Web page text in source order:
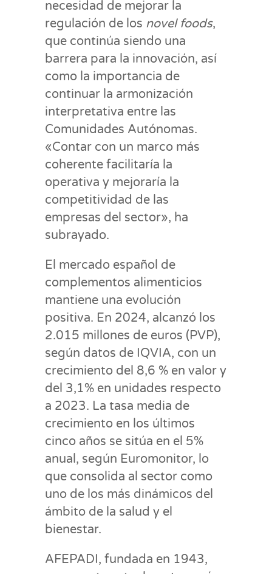
necesidad de mejorar la
regulación de los novel foods,
que continúa siendo una
barrera para la innovación, así
como la importancia de
continuar la armonización
interpretativa entre las
Comunidades Autónomas.
«Contar con un marco más
coherente facilitaría la
operativa y mejoraría la
competitividad de las
empresas del sector», ha
subrayado.
El mercado español de
complementos alimenticios
mantiene una evolución
positiva. En 2024, alcanzó los
2.015 millones de euros (PVP),
según datos de IQVIA, con un
crecimiento del 8,6 % en valor y
del 3,1% en unidades respecto
a 2023. La tasa media de
crecimiento en los últimos
cinco años se sitúa en el 5%
anual, según Euromonitor, lo
que consolida al sector como
uno de los más dinámicos del
ámbito de la salud y el
bienestar.
AFEPADI, fundada en 1943,